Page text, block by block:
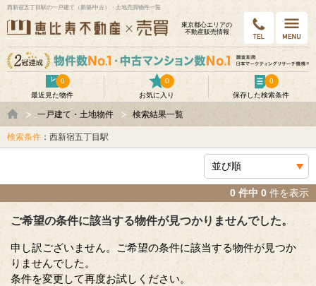
西新宿五丁目駅の一戸建て（新築/中古）・土地売買物件一覧
東京都⼼エリアの
不動産販売情報
最近見た物件
0
お気に入り
0
保存した検索条件
0
一戸建て・土地物件 検索結果一覧
検索条件 ：西新宿五丁目駅
0 件中 0 件を表示
ご希望の条件に該当する物件が見つかりませんでした。
申し訳ございません。ご希望の条件に該当する物件が見つか
りませんでした。
条件を変更して再度お試しください。